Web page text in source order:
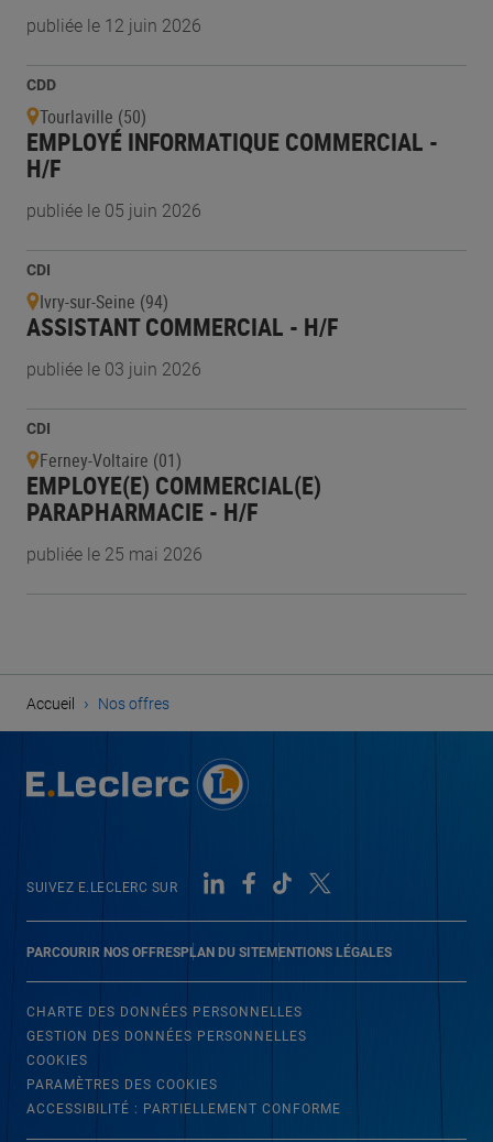
publiée le 12 juin 2026
CDD
Tourlaville (50)
EMPLOYÉ INFORMATIQUE COMMERCIAL -
H/F
publiée le 05 juin 2026
CDI
Ivry-sur-Seine (94)
ASSISTANT COMMERCIAL - H/F
publiée le 03 juin 2026
CDI
Ferney-Voltaire (01)
EMPLOYE(E) COMMERCIAL(E)
PARAPHARMACIE - H/F
publiée le 25 mai 2026
Accueil › Nos offres
PARCOURIR NOS OFFRESPLAN DU SITEMENTIONS LÉGALES
SUIVEZ E.LECLERC SUR
CHARTE DES DONNÉES PERSONNELLES
GESTION DES DONNÉES PERSONNELLES
COOKIES
PARAMÈTRES DES COOKIES
ACCESSIBILITÉ : PARTIELLEMENT CONFORME